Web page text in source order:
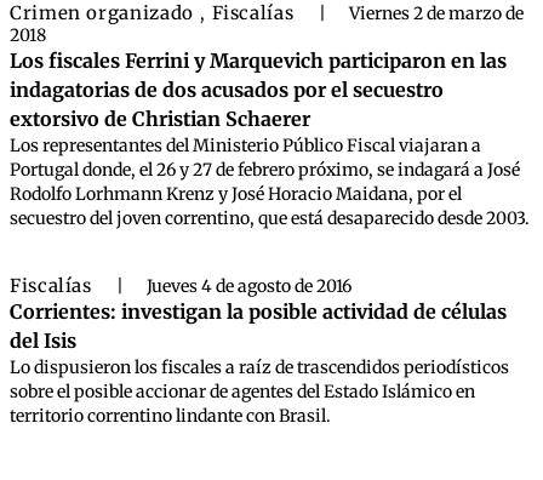
Crimen organizado , Fiscalías
Viernes 2 de marzo de
2018
Los fiscales Ferrini y Marquevich participaron en las
indagatorias de dos acusados por el secuestro
extorsivo de Christian Schaerer
Los representantes del Ministerio Público Fiscal viajaran a
Portugal donde, el 26 y 27 de febrero próximo, se indagará a José
Rodolfo Lorhmann Krenz y José Horacio Maidana, por el
secuestro del joven correntino, que está desaparecido desde 2003.
Fiscalías Jueves 4 de agosto de 2016
Corrientes: investigan la posible actividad de células
del Isis
Lo dispusieron los fiscales a raíz de trascendidos periodísticos
sobre el posible accionar de agentes del Estado Islámico en
territorio correntino lindante con Brasil.